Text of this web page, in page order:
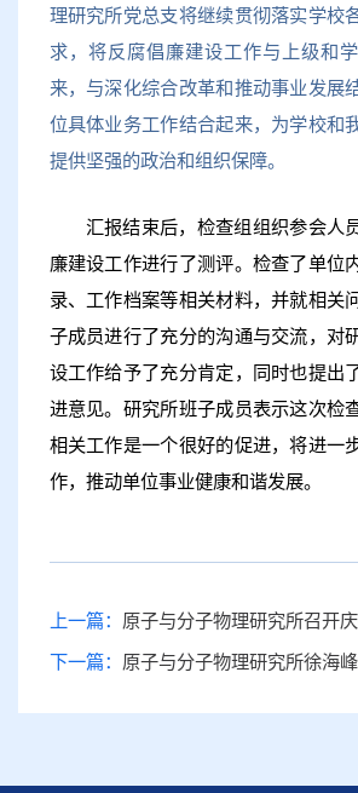
理研究所党总支将继续贯彻落实学校
求，将反腐倡廉建设工作与上级和
来，与深化综合改革和推动事业发展
位具体业务工作结合起来，为学校和
提供坚强的政治和组织保障。
汇报结束后，检查组组织参会人
廉建设工作进行了测评。检查了单位
录、工作档案等相关材料，并就相关
子成员进行了充分的沟通与交流，对
设工作给予了充分肯定，同时也提出
进意见。研究所班子成员表示这次检
相关工作是一个很好的促进，将进一
作，推动单位事业健康和谐发展。
上一篇： 原子与分子物理研究所召开庆祝建党94周年
下一篇： 原子与分子物理研究所徐海峰教授一家被